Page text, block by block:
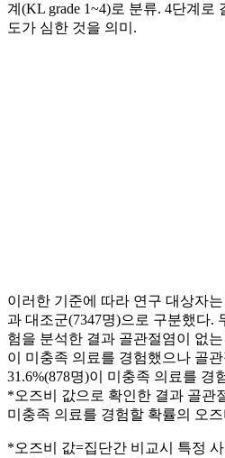
계(KL grade 1~4)로 분류. 4단계로
도가 심한 것을 의미.
이러한 기준에 따라 연구 대상자
과 대조군(7347명)으로 구분했다.
험을 분석한 결과 골관절염이 없
이 미충족 의료를 경험했으나 골
31.6%(878명)이 미충족 의료를 경
*오즈비 값으로 확인한 결과 골관
미충족 의료를 경험할 확률의 오
*오즈비 값=집단간 비교시 특정